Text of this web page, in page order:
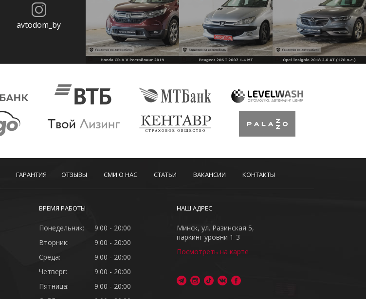
avtodom_by
ГАРАНТИЯ ОТЗЫВЫ СМИ О НАС СТАТЬИ ВАКАНСИИ КОНТАКТЫ
ВРЕМЯ РАБОТЫ
Понедельник:
9:00 - 20:00
Вторник:
9:00 - 20:00
Среда:
9:00 - 20:00
Четверг:
9:00 - 20:00
Пятница:
9:00 - 20:00
НАШ АДРЕС
Минск, ул. Разинская 5,
паркинг уровни 1-3
Посмотреть на карте